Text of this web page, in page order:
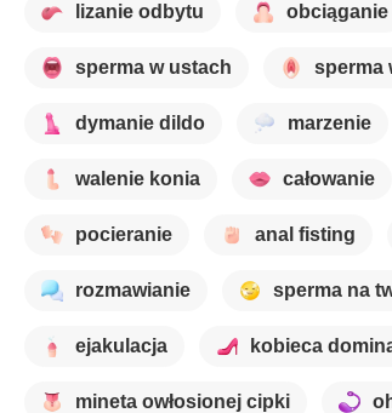
lizanie odbytu obciąganie
sperma w ustach sperma
dymanie dildo marzenie
walenie konia całowanie
pocieranie anal fisting
rozmawianie sperma na
ejakulacja kobieca
mineta owłosionej cipki